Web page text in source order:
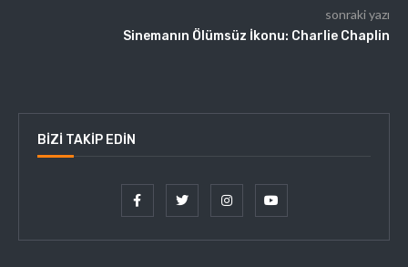
sonraki yazı
Sinemanın Ölümsüz İkonu: Charlie Chaplin
BIZI TAKIP EDIN